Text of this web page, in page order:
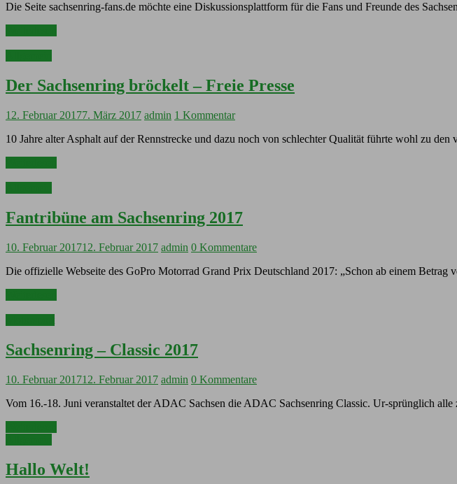
Die Seite sachsenring-fans.de möchte eine Diskussionsplattform für die Fans und Freunde des
Der Sachsenring bröckelt – Freie Presse
12. Februar 20177. März 2017 admin 1 Kommentar
10 Jahre alter Asphalt auf der Rennstrecke und dazu noch von schlechter Qualität führte wohl zu den
Fantribüne am Sachsenring 2017
10. Februar 201712. Februar 2017 admin 0 Kommentare
Die offizielle Webseite des GoPro Motorrad Grand Prix Deutschland 2017: „Schon ab einem Betrag
Sachsenring – Classic 2017
10. Februar 201712. Februar 2017 admin 0 Kommentare
Vom 16.-18. Juni veranstaltet der ADAC Sachsen die ADAC Sachsenring Classic. Ur-sprünglich
Hallo Welt!